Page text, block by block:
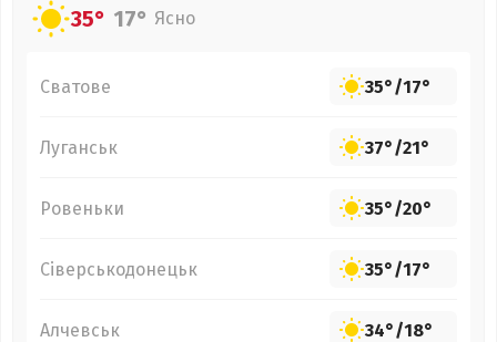
35° 17° Ясно
Сватове 35°/17°
Луганськ 37°/21°
Ровеньки 35°/20°
Сіверськодонецьк 35°/17°
Алчевськ 34°/18°